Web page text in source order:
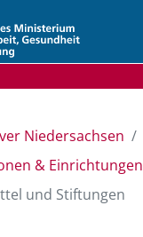
Niedersachsen
& Einrichtungen
und Stiftungen